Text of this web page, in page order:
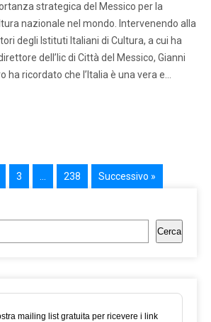
strategica del Messico per la
nazionale nel mondo. Intervenendo alla
degli Istituti Italiani di Cultura, a cui ha
dell’Iic di Città del Messico, Gianni
ha ricordato che l’Italia è una vera e…
3 238 Successivo »
Cerca
mailing list gratuita per ricevere i link